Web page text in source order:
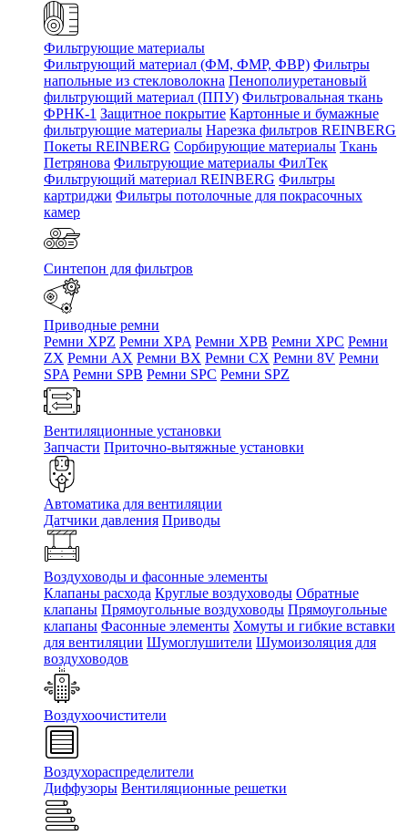
Фильтрующие материалы
Фильтрующий материал (ФМ, ФМР, ФВР) Фильтры
напольные из стекловолокна Пенополиуретановый
фильтрующий материал (ППУ) Фильтровальная ткань
ФРНК-1 Защитное покрытие Картонные и бумажные
фильтрующие материалы Нарезка фильтров REINBERG
Покеты REINBERG Сорбирующие материалы Ткань
Петрянова Фильтрующие материалы ФилТек
Фильтрующий материал REINBERG Фильтры
картриджи Фильтры потолочные для покрасочных
камер
Синтепон для фильтров
Приводные ремни
Ремни XPZ Ремни XPA Ремни XPB Ремни XPC Ремни
ZX Ремни AX Ремни BX Ремни CX Ремни 8V Ремни
SPA Ремни SPB Ремни SPC Ремни SPZ
Вентиляционные установки
Запчасти Приточно-вытяжные установки
Автоматика для вентиляции
Датчики давления Приводы
Воздуховоды и фасонные элементы
Клапаны расхода Круглые воздуховоды Обратные
клапаны Прямоугольные воздуховоды Прямоугольные
клапаны Фасонные элементы Хомуты и гибкие вставки
для вентиляции Шумоглушители Шумоизоляция для
воздуховодов
Воздухоочистители
Воздухораспределители
Диффузоры Вентиляционные решетки